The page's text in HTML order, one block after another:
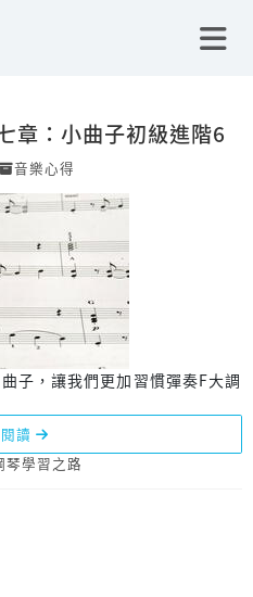
章：小曲子初級進階6
音樂心得
子，讓我們更加習慣彈奏F大調
讀
琴學習之路